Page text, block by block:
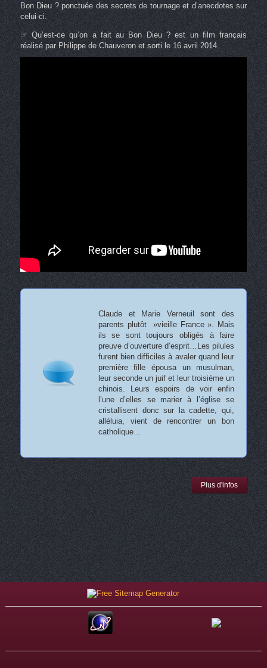
Bon Dieu ? ponctuée des secrets de tournage et d’anecdotes sur
celui-ci.
☞ Qu’est-ce qu’on a fait au Bon Dieu ? est un film français
réalisé par Philippe de Chauveron et sorti le 16 avril 2014.
Claude et Marie Verneuil sont des
parents plutôt »vieille France ». Mais
ils se sont toujours obligés à faire
preuve d’ouverture d’esprit…Les pilules
furent bien difficiles à avaler quand leur
première fille épousa un musulman,
leur seconde un juif et leur troisième un
chinois. Leurs espoirs de voir enfin
l’une d’elles se marier à l’église se
cristallisent donc sur la cadette, qui,
alléluia, vient de rencontrer un bon
catholique…
Plus d'infos